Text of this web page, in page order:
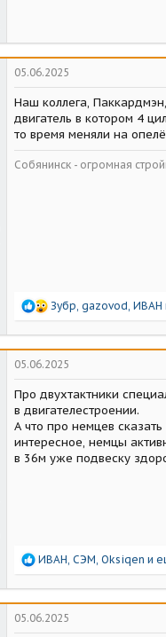
05.06.2025
Наш коллега,
двигатель в котором 4
то время меняли на
Собянинск - огромная
Р
а
к
ц
и
Зубр gazovod ИВАН
05.06.2025
Про двухтактники
в двигателестроении.
А что про немцев
интересное, немцы
в 36м уже подвеску
Р
а
к
ц
и
ИВАН, СЭМ, Oksiqen и
05.06.2025